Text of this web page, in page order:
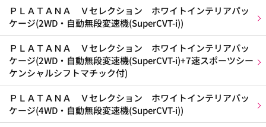
ＰＬＡＴＡＮＡ Ｖセレクション ホワイトインテリアパッ
ケージ(2WD・自動無段変速機(SuperCVT-i))
ＰＬＡＴＡＮＡ Ｖセレクション ホワイトインテリアパッ
ケージ(2WD・自動無段変速機(SuperCVT-i)+7速スポーツシー
ケンシャルシフトマチック付)
ＰＬＡＴＡＮＡ Ｖセレクション ホワイトインテリアパッ
ケージ(4WD・自動無段変速機(SuperCVT-i))